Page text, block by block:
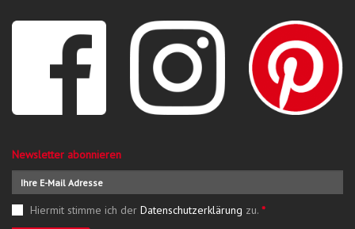
Newsletter abonnieren
Hiermit stimme ich der Datenschutzerklärung zu. *